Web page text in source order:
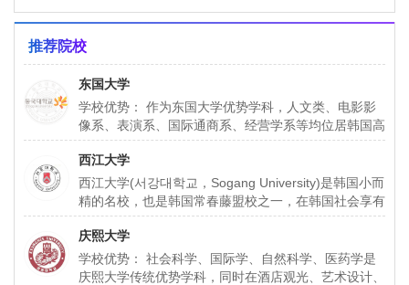
推荐院校
东国大学
学校优势： 作为东国大学优势学科，人文类、电影影
像系、表演系、国际通商系、经营学系等均位居韩国高
校前列，尤其以新闻传媒、演艺界和文化界名人辈出的
戏
西江大学
西江大学(서강대학교，Sogang University)是韩国小而
精的名校，也是韩国常春藤盟校之一，在韩国社会享有
盛誉，已加入亚洲基督教大学协会(ACUCA)
庆熙大学
学校优势： 社会科学、国际学、自然科学、医药学是
庆熙大学传统优势学科，同时在酒店观光、艺术设计、